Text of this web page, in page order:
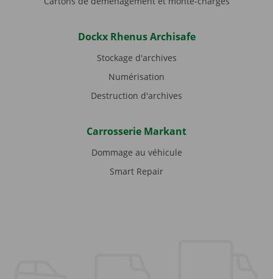
Dockx Rhenus Archisafe
Stockage d'archives
Numérisation
Destruction d'archives
Carrosserie Markant
Dommage au véhicule
Smart Repair